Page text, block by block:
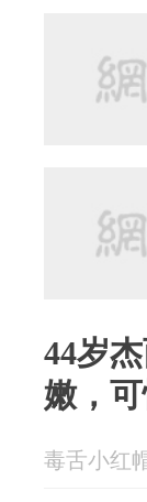
44岁
嫩，
毒舌小红